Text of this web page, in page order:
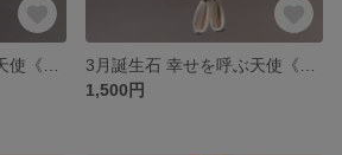
1,500円